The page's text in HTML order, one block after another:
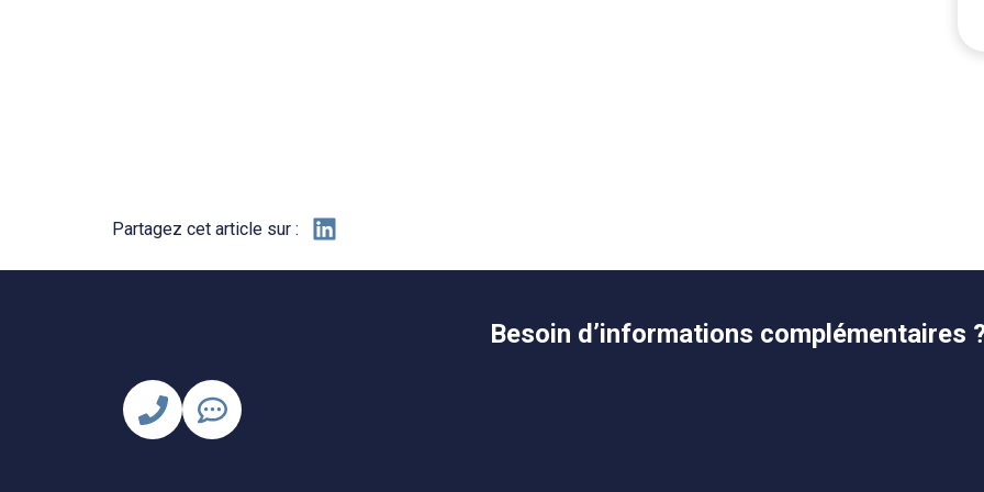
Partagez cet article sur :
Besoin d’informations complémentaires